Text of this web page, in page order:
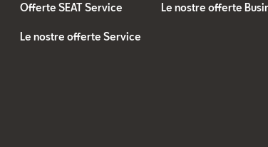
Offerte SEAT Service
Le nostre offerte Service
Le nostre offerte